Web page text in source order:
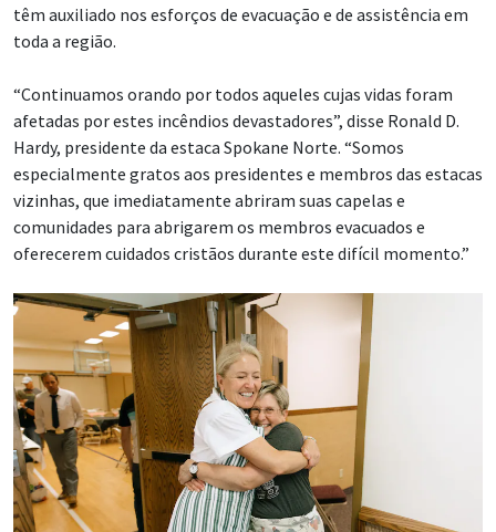
têm auxiliado nos esforços de evacuação e de assistência em
toda a região.
“Continuamos orando por todos aqueles cujas vidas foram
afetadas por estes incêndios devastadores”, disse Ronald D.
Hardy, presidente da estaca Spokane Norte. “Somos
especialmente gratos aos presidentes e membros das estacas
vizinhas, que imediatamente abriram suas capelas e
comunidades para abrigarem os membros evacuados e
oferecerem cuidados cristãos durante este difícil momento.”